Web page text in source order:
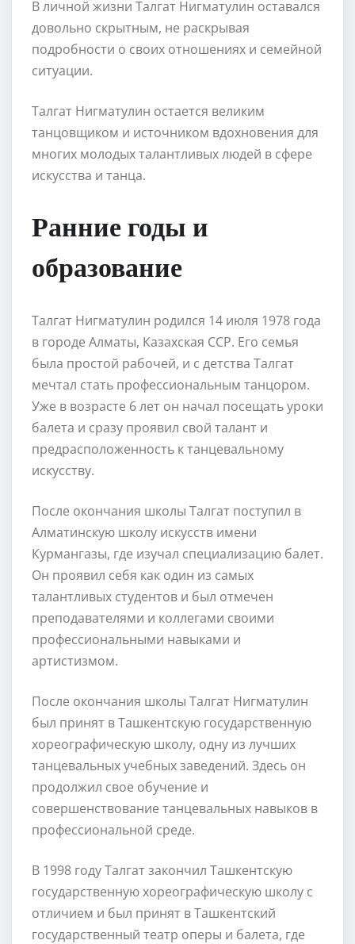
В личной жизни Талгат Нигматулин оставался
довольно скрытным, не раскрывая
подробности о своих отношениях и семейной
ситуации.
Талгат Нигматулин остается великим
танцовщиком и источником вдохновения для
многих молодых талантливых людей в сфере
искусства и танца.
Ранние годы и
образование
Талгат Нигматулин родился 14 июля 1978 года
в городе Алматы, Казахская ССР. Его семья
была простой рабочей, и с детства Талгат
мечтал стать профессиональным танцором.
Уже в возрасте 6 лет он начал посещать уроки
балета и сразу проявил свой талант и
предрасположенность к танцевальному
искусству.
После окончания школы Талгат поступил в
Алматинскую школу искусств имени
Курмангазы, где изучал специализацию балет.
Он проявил себя как один из самых
талантливых студентов и был отмечен
преподавателями и коллегами своими
профессиональными навыками и
артистизмом.
После окончания школы Талгат Нигматулин
был принят в Ташкентскую государственную
хореографическую школу, одну из лучших
танцевальных учебных заведений. Здесь он
продолжил свое обучение и
совершенствование танцевальных навыков в
профессиональной среде.
В 1998 году Талгат закончил Ташкентскую
государственную хореографическую школу с
отличием и был принят в Ташкентский
государственный театр оперы и балета, где